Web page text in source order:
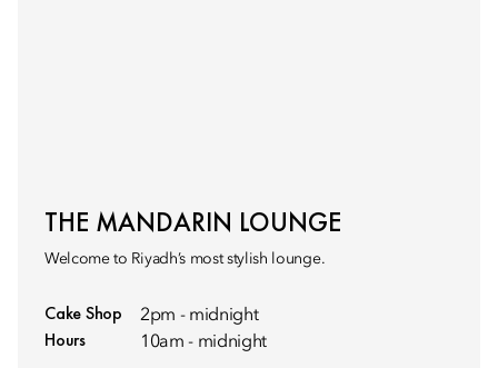
THE MANDARIN LOUNGE
Welcome to Riyadh’s most stylish lounge.
Cake Shop 2pm - midnight
Hours 10am - midnight